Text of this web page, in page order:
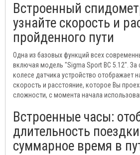
Встроенный
узнайте скорость и
пройденного пути
Одна из базовых функций всех
включая модель "Sigma Sport BC 5.12". За
колесе датчика устройство отображает
скорость и расстояние, которое Вы
сложности, с момента начала
Встроенные часы:
длительность
суммарное время в